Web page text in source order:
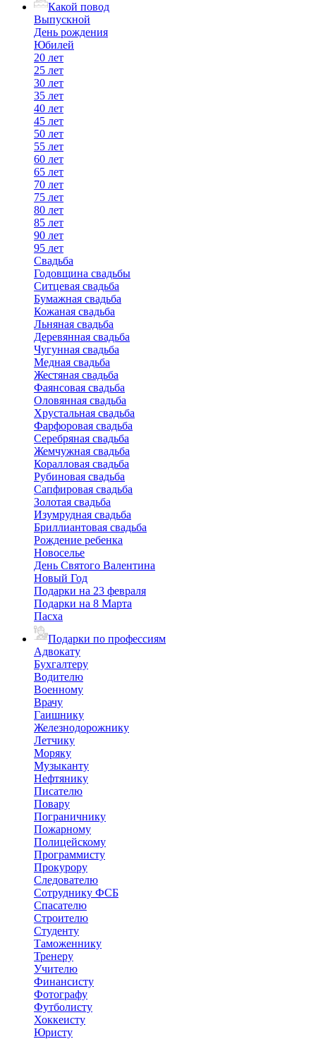
Какой повод
Выпускной
День рождения
Юбилей
20 лет
25 лет
30 лет
35 лет
40 лет
45 лет
50 лет
55 лет
60 лет
65 лет
70 лет
75 лет
80 лет
85 лет
90 лет
95 лет
Свадьба
Годовщина свадьбы
Ситцевая свадьба
Бумажная свадьба
Кожаная свадьба
Льняная свадьба
Деревянная свадьба
Чугунная свадьба
Медная свадьба
Жестяная свадьба
Фаянсовая свадьба
Оловянная свадьба
Хрустальная свадьба
Фарфоровая свадьба
Серебряная свадьба
Жемчужная свадьба
Коралловая свадьба
Рубиновая свадьба
Сапфировая свадьба
Золотая свадьба
Изумрудная свадьба
Бриллиантовая свадьба
Рождение ребенка
Новоселье
День Святого Валентина
Новый Год
Подарки на 23 февраля
Подарки на 8 Марта
Пасха
Подарки по профессиям
Адвокату
Бухгалтеру
Водителю
Военному
Врачу
Гаишнику
Железнодорожнику
Летчику
Моряку
Музыканту
Нефтянику
Писателю
Повару
Пограничнику
Пожарному
Полицейскому
Программисту
Прокурору
Следователю
Сотруднику ФСБ
Спасателю
Строителю
Студенту
Таможеннику
Тренеру
Учителю
Финансисту
Фотографу
Футболисту
Хоккеисту
Юристу